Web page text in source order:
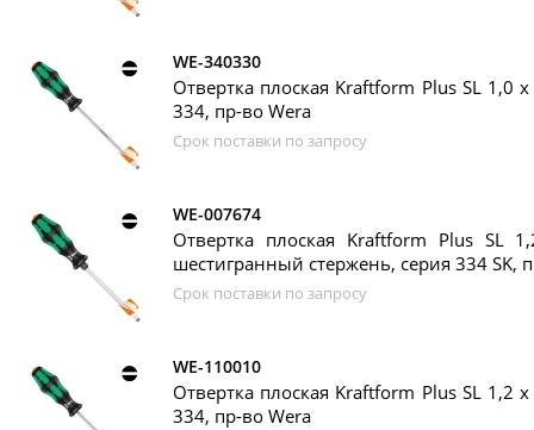
WE-340330
Отвертка плоская Kraftform Plus SL 1,0
334, пр-во Wera
Срок поставки по запросу
WE-007674
Отвертка плоская Kraftform Plus
шестигранный стержень, серия 334 SK,
Срок поставки по запросу
WE-110010
Отвертка плоская Kraftform Plus SL 1,2
334, пр-во Wera